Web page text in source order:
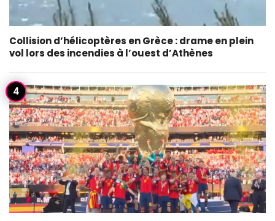
Collision d’hélicoptères en Grèce : drame en plein
vol lors des incendies à l’ouest d’Athènes